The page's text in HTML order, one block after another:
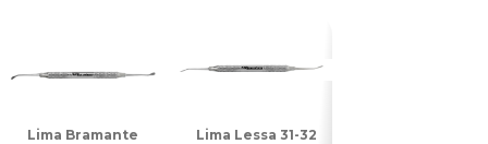
Lima Bramante
Lima Lessa 31-32